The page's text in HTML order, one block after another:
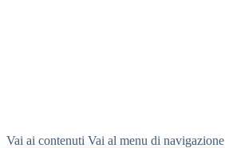
Vai ai contenuti Vai al menu di navigazione